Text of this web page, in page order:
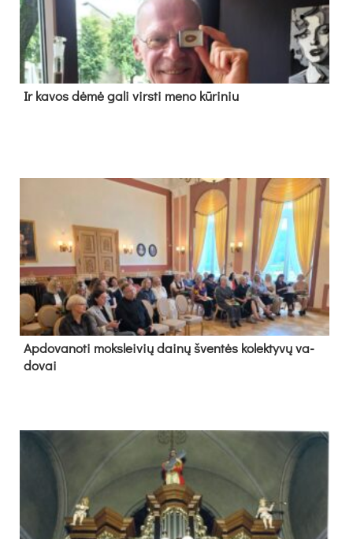
Ir ka­vos dė­mė ga­li virs­ti me­no kū­ri­niu
Ap­do­va­no­ti moks­lei­vių dai­nų šven­tės ko­lek­ty­vų va­
do­vai